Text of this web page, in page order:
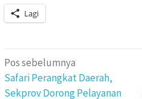
Lagi
Navigasi
pos
Pos sebelumnya
Safari Perangkat Daerah,
Sekprov Dorong Pelayanan